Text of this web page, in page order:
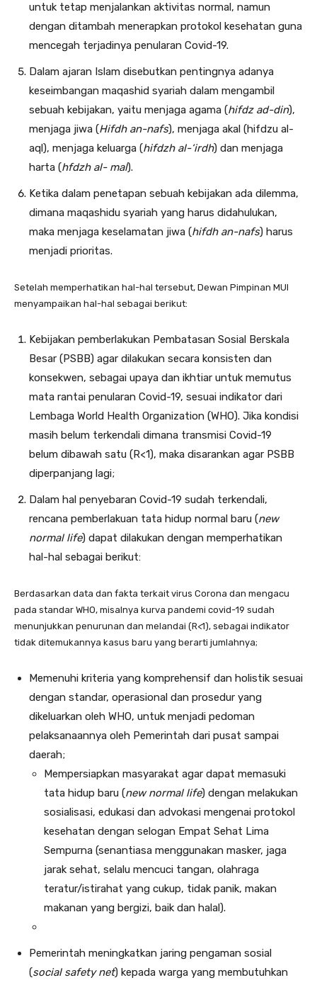
untuk tetap menjalankan aktivitas normal, namun
dengan ditambah menerapkan protokol kesehatan guna
mencegah terjadinya penularan Covid-19.
Dalam ajaran Islam disebutkan pentingnya adanya
keseimbangan maqashid syariah dalam mengambil
sebuah kebijakan, yaitu menjaga agama (hifdz ad-din),
menjaga jiwa (Hifdh an-nafs), menjaga akal (hifdzu al-
aql), menjaga keluarga (hifdzh al-‘irdh) dan menjaga
harta (hfdzh al- mal).
Ketika dalam penetapan sebuah kebijakan ada dilemma,
dimana maqashidu syariah yang harus didahulukan,
maka menjaga keselamatan jiwa (hifdh an-nafs) harus
menjadi prioritas.
Setelah memperhatikan hal-hal tersebut, Dewan Pimpinan MUI
menyampaikan hal-hal sebagai berikut:
Kebijakan pemberlakukan Pembatasan Sosial Berskala
Besar (PSBB) agar dilakukan secara konsisten dan
konsekwen, sebagai upaya dan ikhtiar untuk memutus
mata rantai penularan Covid-19, sesuai indikator dari
Lembaga World Health Organization (WHO). Jika kondisi
masih belum terkendali dimana transmisi Covid-19
belum dibawah satu (R<1), maka disarankan agar PSBB
diperpanjang lagi;
Dalam hal penyebaran Covid-19 sudah terkendali,
rencana pemberlakuan tata hidup normal baru (new
normal life) dapat dilakukan dengan memperhatikan
hal-hal sebagai berikut:
Berdasarkan data dan fakta terkait virus Corona dan mengacu
pada standar WHO, misalnya kurva pandemi covid-19 sudah
menunjukkan penurunan dan melandai (R<1), sebagai indikator
tidak ditemukannya kasus baru yang berarti jumlahnya;
Memenuhi kriteria yang komprehensif dan holistik sesuai
dengan standar, operasional dan prosedur yang
dikeluarkan oleh WHO, untuk menjadi pedoman
pelaksanaannya oleh Pemerintah dari pusat sampai
daerah;
Mempersiapkan masyarakat agar dapat memasuki
tata hidup baru (new normal life) dengan melakukan
sosialisasi, edukasi dan advokasi mengenai protokol
kesehatan dengan selogan Empat Sehat Lima
Sempurna (senantiasa menggunakan masker, jaga
jarak sehat, selalu mencuci tangan, olahraga
teratur/istirahat yang cukup, tidak panik, makan
makanan yang bergizi, baik dan halal).
Pemerintah meningkatkan jaring pengaman sosial
(social safety net) kepada warga yang membutuhkan